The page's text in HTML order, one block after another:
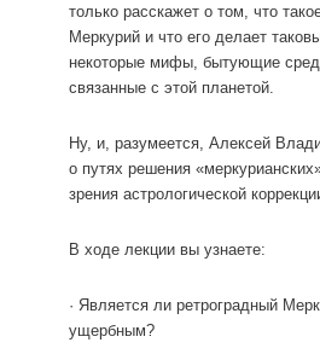
только расскажет о том, что
Меркурий и что его делает
некоторые мифы, бытующие
связанные с этой планетой.
Ну, и, разумеется, Алексей
о путях решения
зрения астрологической
В ходе лекции вы узнаете:
· Является ли ретроградный
ущербным?